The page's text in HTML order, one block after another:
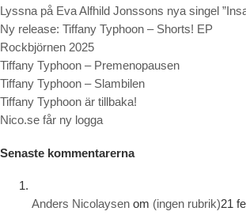
Lyssna på Eva Alfhild Jonssons nya singel
Ny release: Tiffany Typhoon – Shorts! EP
Rockbjörnen 2025
Tiffany Typhoon – Premenopausen
Tiffany Typhoon – Slambilen
Tiffany Typhoon är tillbaka!
Nico.se får ny logga
Senaste kommentarerna
Anders Nicolaysen om (ingen rubrik)21